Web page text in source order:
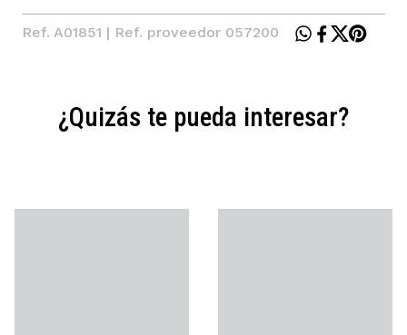
Ref. A01851 | Ref. proveedor 057200
¿Quizás te pueda interesar?